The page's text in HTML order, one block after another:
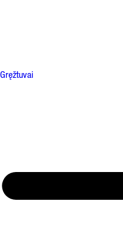
Gręžtuvai